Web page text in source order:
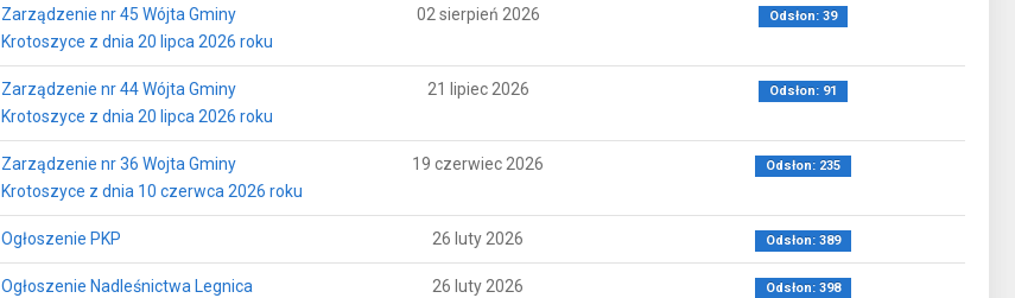
Zarządzenie nr 45 Wójta Gminy
Krotoszyce z dnia 20 lipca 2026 roku
02 sierpień 2026 Odsłon: 39
Zarządzenie nr 44 Wójta Gminy
Krotoszyce z dnia 20 lipca 2026 roku
21 lipiec 2026 Odsłon: 91
Zarządzenie nr 36 Wojta Gminy
Krotoszyce z dnia 10 czerwca 2026 roku
19 czerwiec 2026 Odsłon: 235
Ogłoszenie PKP 26 luty 2026 Odsłon: 389
Ogłoszenie Nadleśnictwa Legnica 26 luty 2026 Odsłon: 398